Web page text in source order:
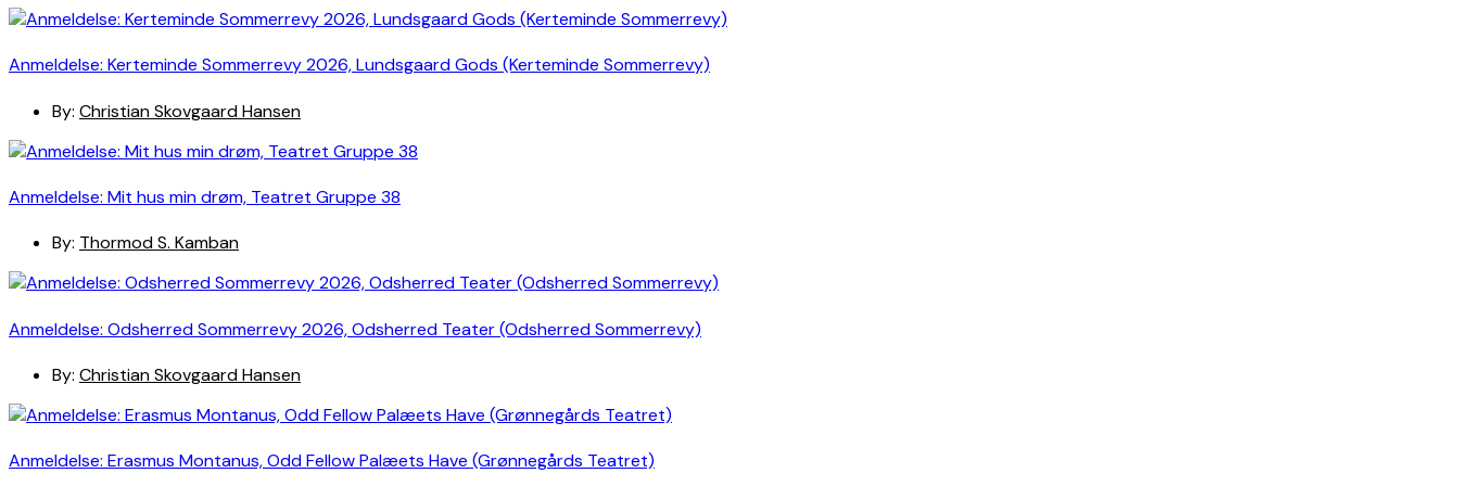
Anmeldelse: Kerteminde Sommerrevy 2026, Lundsgaard Gods (Kerteminde Sommerrevy)
By: Christian Skovgaard Hansen
Anmeldelse: Mit hus min drøm, Teatret Gruppe 38
By: Thormod S. Kamban
Anmeldelse: Odsherred Sommerrevy 2026, Odsherred Teater (Odsherred Sommerrevy)
By: Christian Skovgaard Hansen
Anmeldelse: Erasmus Montanus, Odd Fellow Palæets Have (Grønnegårds Teatret)